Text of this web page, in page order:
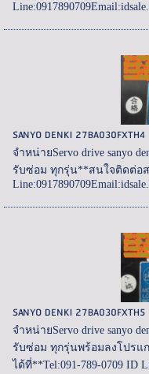
SANYO DENKI 27BA030FXTH4
จำหน่ายServo drive sanyo
รับซ่อม ทุกรุ่น**สนใจติดต่อส
SANYO DENKI 27BA030FXTH5
จำหน่ายServo drive sanyo
รับซ่อม ทุกรุ่นพร้อมลงโปรแ
ได้ที่**Tel:091-789-0709 ID